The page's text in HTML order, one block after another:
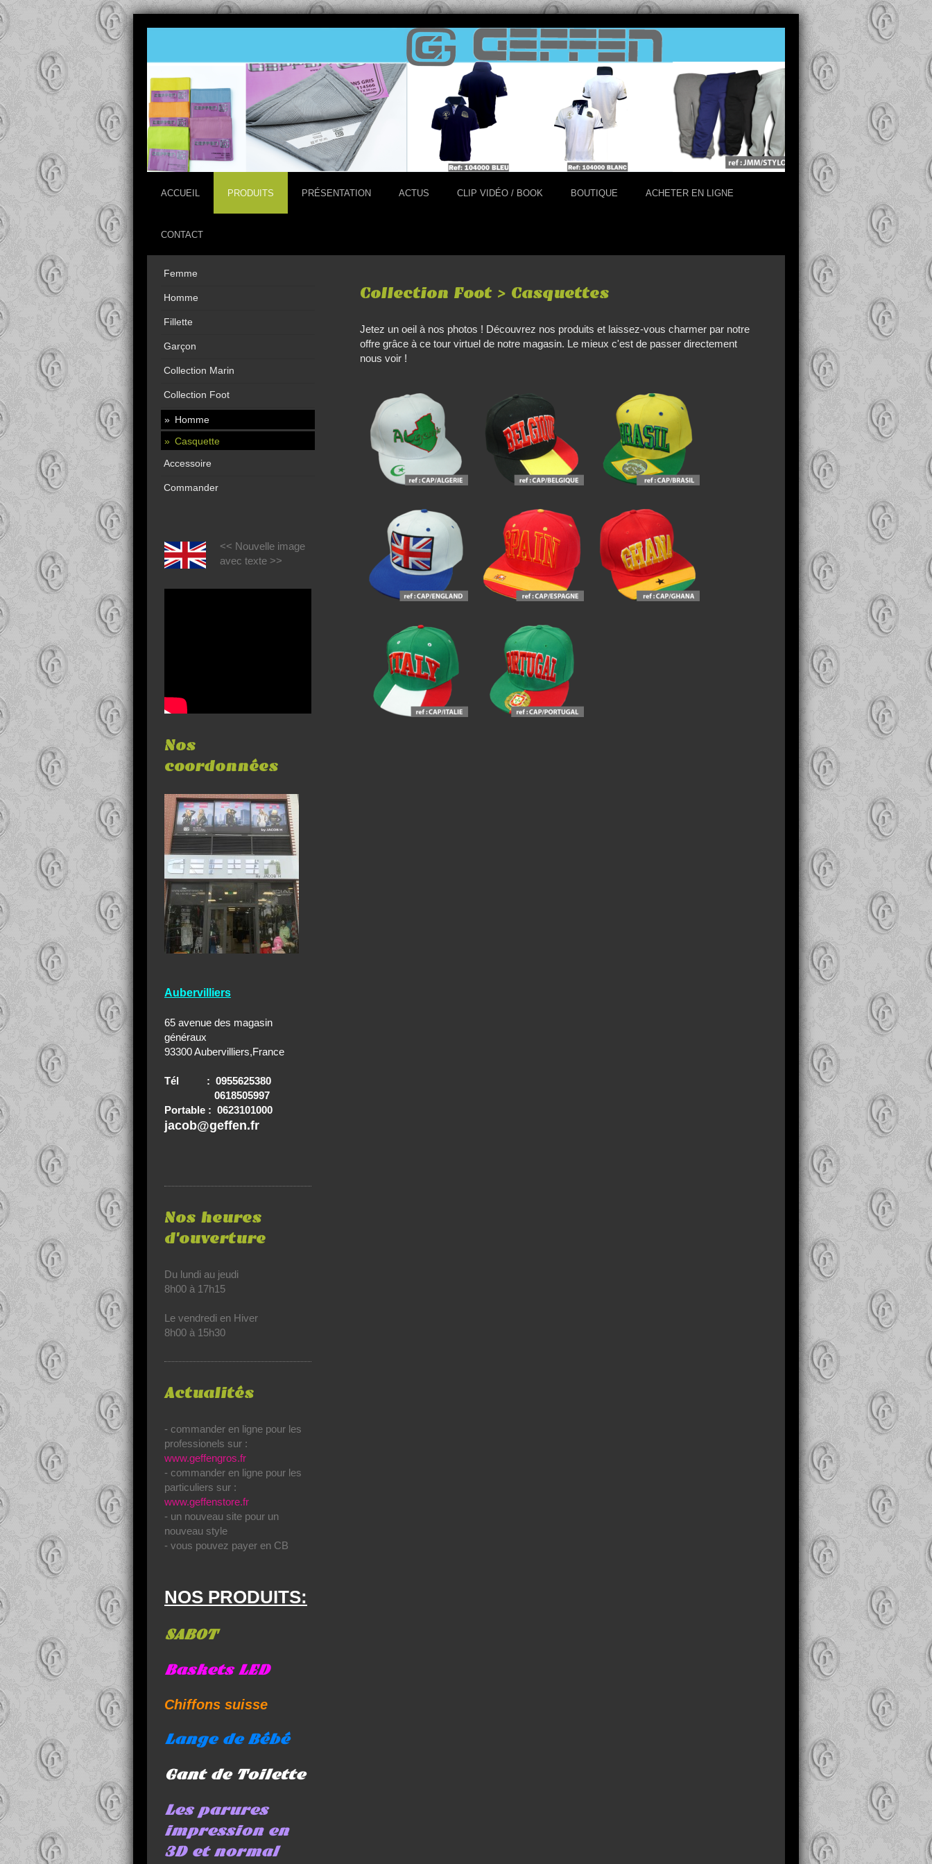
ACCUEIL PRODUITS PRÉSENTATION ACTUS CLIP VIDÉO / BOOK BOUTIQUE ACHETER EN LIGNE
CONTACT
Collection Foot > Casquettes
Jetez un oeil à nos photos ! Découvrez nos produits et laissez-vous charmer par notre
offre grâce à ce tour virtuel de notre magasin. Le mieux c'est de passer directement
nous voir !
Femme
Homme
Fillette
Garçon
Collection Marin
Collection Foot
Homme
Casquette
Accessoire
Commander
<< Nouvelle image
avec texte >>
Nos
coordonnées
Aubervilliers
65 avenue des magasin
généraux
93300 Aubervilliers,France
Tél : 0955625380
0618505997
Portable : 0623101000
jacob@geffen.fr
Nos heures
d'ouverture
Du lundi au jeudi
8h00 à 17h15
Le vendredi en Hiver
8h00 à 15h30
Actualités
- commander en ligne pour les
professionels sur :
www.geffengros.fr
- commander en ligne pour les
particuliers sur :
www.geffenstore.fr
- un nouveau site pour un
nouveau style
- vous pouvez payer en CB
NOS PRODUITS:
SABOT
Baskets LED
Chiffons suisse
Lange de Bébé
Gant de Toilette
Les parures
impression en
3D et normal